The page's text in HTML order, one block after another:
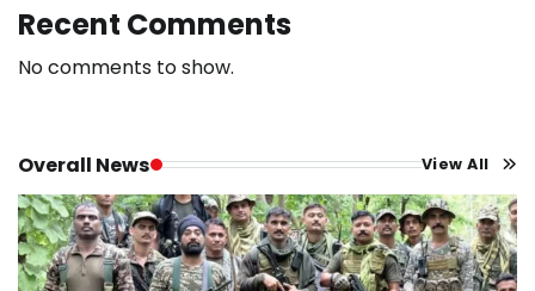
Recent Comments
No comments to show.
Overall News View All